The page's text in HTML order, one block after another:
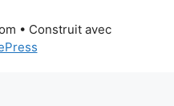
• Construit avec